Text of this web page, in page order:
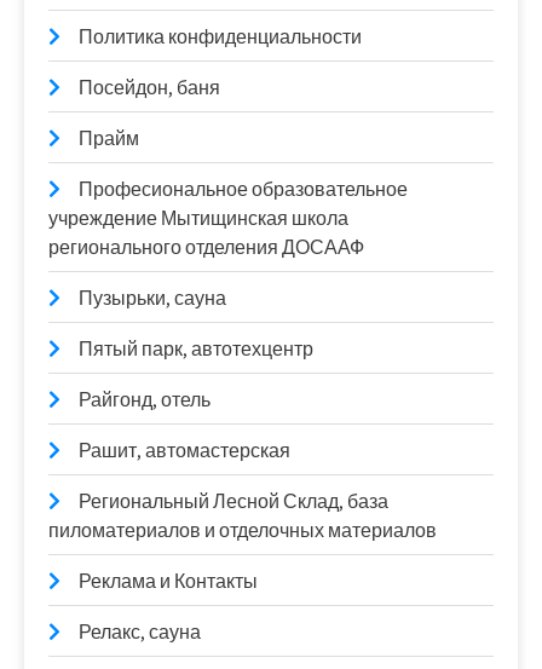
Политика конфиденциальности
Посейдон, баня
Прайм
Професиональное образовательное
учреждение Мытищинская школа
регионального отделения ДОСААФ
Пузырьки, сауна
Пятый парк, автотехцентр
Райгонд, отель
Рашит, автомастерская
Региональный Лесной Склад, база
пиломатериалов и отделочных материалов
Реклама и Контакты
Релакс, сауна